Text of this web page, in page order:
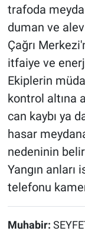
trafoda
duman ve
Çağrı
itfaiye ve
Ekiplerin
kontrol altına
can kaybı ya
hasar
nedeninin
Yangın anları
telefonu
Muhabir: